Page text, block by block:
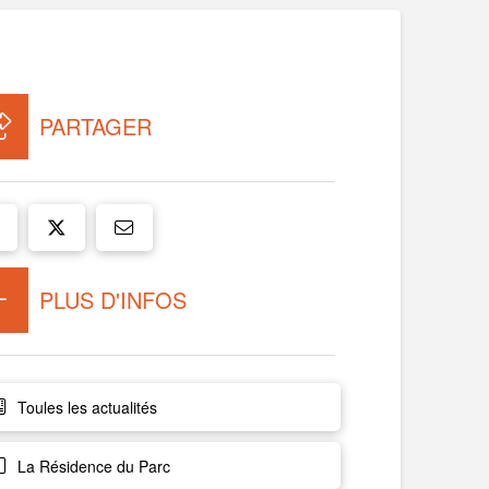
PARTAGER
PLUS D'INFOS
Toules les actualités
La Résidence du Parc